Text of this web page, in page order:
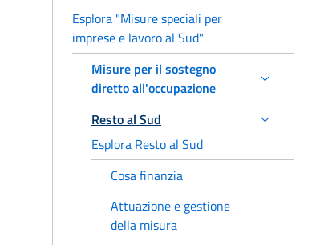
Esplora "Misure speciali per
imprese e lavoro al Sud"
Misure per il sostegno
diretto all'occupazione
Resto al Sud
Esplora Resto al Sud
Cosa finanzia
Attuazione e gestione
della misura